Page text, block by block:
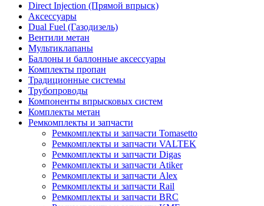
Direct Injection (Прямой впрыск)
Аксессуары
Dual Fuel (Газодизель)
Вентили метан
Мультиклапаны
Баллоны и баллонные аксессуары
Комплекты пропан
Традиционные системы
Трубопроводы
Компоненты впрысковых систем
Комплекты метан
Ремкомплекты и запчасти
Ремкомплекты и запчасти Tomasetto
Ремкомплекты и запчасти VALTEK
Ремкомплекты и запчасти Digas
Ремкомплекты и запчасти Atiker
Ремкомплекты и запчасти Alex
Ремкомплекты и запчасти Rail
Ремкомплекты и запчасти BRC